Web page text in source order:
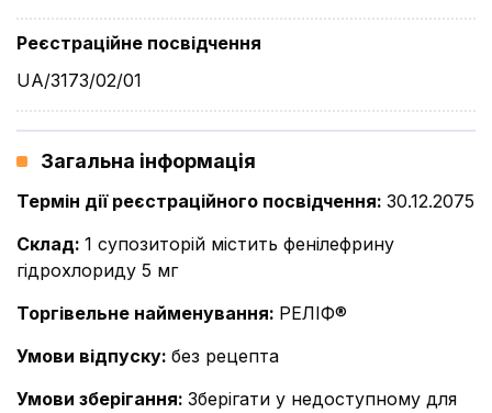
Реєстраційне посвідчення
UA/3173/02/01
Загальна інформація
Термін дії реєстраційного посвідчення: 30.12.2075
Склад: 1 супозиторій містить фенілефрину
гідрохлориду 5 мг
Торгівельне найменування: РЕЛІФ®
Умови відпуску: без рецепта
Умови зберігання: Зберігати у недоступному для